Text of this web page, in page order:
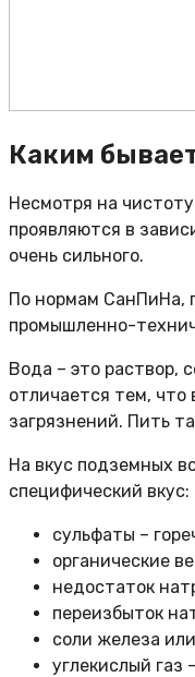
Каким
Несмотря на
проявляются в
очень сильного.
По нормам СанПиНа,
промышленно-
Вода – это раствор,
отличается тем,
загрязнений. Пить
На вкус подземных
специфический вкус:
сульфаты –
органические
недостаток
переизбыток
соли железа
углекислый газ